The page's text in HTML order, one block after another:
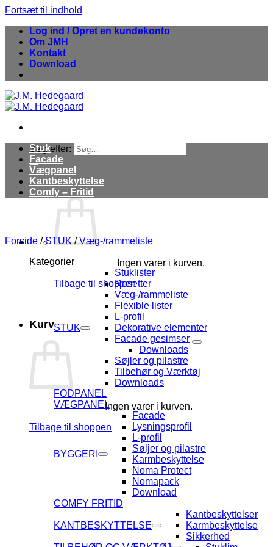
Fortsæt til indhold
Log ind / Opret en kundekonto
Om JMH
Kontakt
Download
Søg efter:
Ingen varer i kurven.
Tilbage til shoppen
Kurv
Ingen varer i kurven.
Tilbage til shoppen
Stuk
Facade
Vægpanel
Kantbeskyttelse
Comfy – Fritid
Forside / STUK / Væg-/rammeliste
Kategorier
STUK
Stuklister
Rosetter
Væg-/rammeliste
Flexible lister
L-profil
Dekorative elementer
Facade gesimser
Downloads
Søjler og pilastre
Tilbehør og Værktøj
Downloads
FODPANEL
VÆGPANEL
BYGGERI
Facade
Lysningsprofil
L-profil
Søljer og pilastre
Karmbeskyttelse
Noma Protect
Nomapack
Download
COMFY FRITID
KANTBESKYTTELSE
Kantbeskyttelser
Karmbeskyttelse
Sikkerhed